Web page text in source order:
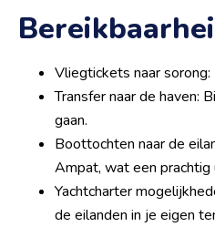
Vliegtickets naar
Transfer naar de haven:
gaan.
Boottochten naar de
Ampat, wat een
Yachtcharter
de eilanden in je eigen